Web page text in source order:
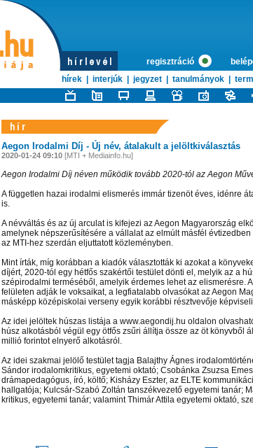
regisztráció
hírek
interjúk jegyzet tanulmányok
Aegon Irodalmi Díj - Új név, átalakult a jelöltkiválasztás
2020-01-24 09:10[MTI + Mediainfo.hu]
Aegon Irodalmi Díj néven működik tovább 2020-tól az Aegon
A független hazai irodalmi elismerés immár tizenöt éves, idénre
is.
A névváltás és az új arculat is kifejezi az Aegon Magyarország
amelynek népszerűsítésére a vállalat az elmúlt másfél évtizedben
az MTI-hez szerdán eljuttatott közleményben.
Mint írták, míg korábban a kiadók választották ki azokat a
díjért, 2020-tól egy hétfős szakértői testület dönti el, melyik az a
szépirodalmi terméséből, amelyik érdemes lehet az elismerésre.
felületen adják le voksaikat, a legfiatalabb olvasókat az Aegon
másképp középiskolai verseny egyik korábbi résztvevője
Az idei jelöltek húszas listája a www.aegondij.hu oldalon
húsz alkotásból végül egy ötfős zsűri állítja össze az öt könyvből
millió forintot elnyerő alkotásról.
Az idei szakmai jelölő testület tagja Balajthy Ágnes
Sándor irodalomkritikus, egyetemi oktató; Csobánka Zsuzsa
drámapedagógus, író, költő; Kisházy Eszter, az ELTE
hallgatója; Kulcsár-Szabó Zoltán tanszékvezető egyetemi tanár;
kritikus, egyetemi tanár; valamint Thimár Attila egyetemi oktató,